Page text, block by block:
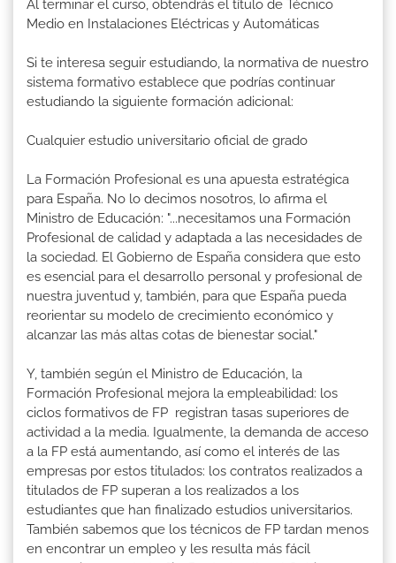
Al terminar el curso, obtendrás el título de Técnico
Medio en Instalaciones Eléctricas y Automáticas
Si te interesa seguir estudiando, la normativa de nuestro
sistema formativo establece que podrías continuar
estudiando la siguiente formación adicional:
Cualquier estudio universitario oficial de grado
La Formación Profesional es una apuesta estratégica
para España. No lo decimos nosotros, lo afirma el
Ministro de Educación: "...necesitamos una Formación
Profesional de calidad y adaptada a las necesidades de
la sociedad. El Gobierno de España considera que esto
es esencial para el desarrollo personal y profesional de
nuestra juventud y, también, para que España pueda
reorientar su modelo de crecimiento económico y
alcanzar las más altas cotas de bienestar social."
Y, también según el Ministro de Educación, la
Formación Profesional mejora la empleabilidad: los
ciclos formativos de FP registran tasas superiores de
actividad a la media. Igualmente, la demanda de acceso
a la FP está aumentando, así como el interés de las
empresas por estos titulados: los contratos realizados a
titulados de FP superan a los realizados a los
estudiantes que han finalizado estudios universitarios.
También sabemos que los técnicos de FP tardan menos
en encontrar un empleo y les resulta más fácil